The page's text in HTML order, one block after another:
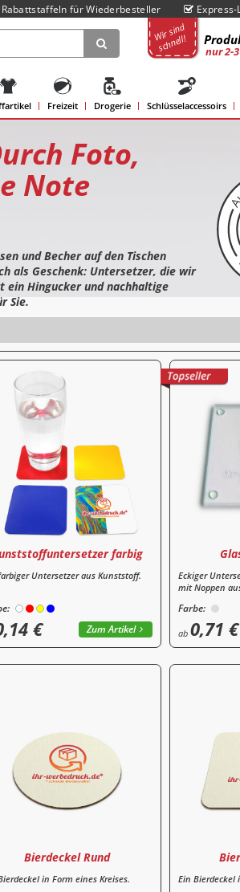
Rabattstaffeln für Wiederbesteller
Wir sind
schnell! nur 2-
Freizeit Drogerie Schlüsselaccessoirs
Foto,
Note
und Becher auf den Tischen
als Geschenk: Untersetzer, die wir
ein Hingucker und nachhaltige
Sie.
farbig
Untersetzer aus Kunststoff.
€ Zum Artikel
Eckiger
mit Noppen
Farbe:
ab 0,71 €
Bierdeckel Rund
in Form eines Kreises. Ein Bierdeckel